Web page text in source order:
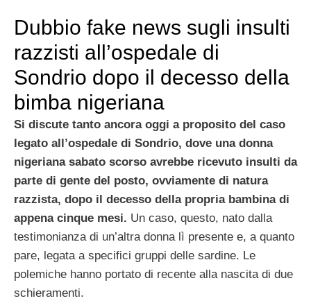
Dubbio fake news sugli insulti
razzisti all’ospedale di
Sondrio dopo il decesso della
bimba nigeriana
Si discute tanto ancora oggi a proposito del caso
legato all’ospedale di Sondrio, dove una donna
nigeriana sabato scorso avrebbe ricevuto insulti da
parte di gente del posto, ovviamente di natura
razzista, dopo il decesso della propria bambina di
appena cinque mesi. Un caso, questo, nato dalla
testimonianza di un’altra donna lì presente e, a quanto
pare, legata a specifici gruppi delle sardine. Le
polemiche hanno portato di recente alla nascita di due
schieramenti.